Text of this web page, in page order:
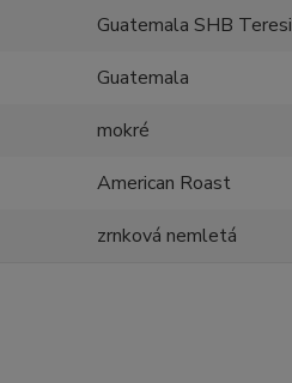
Guatemala SHB
Guatemala
mokré
American Roast
zrnková nemletá